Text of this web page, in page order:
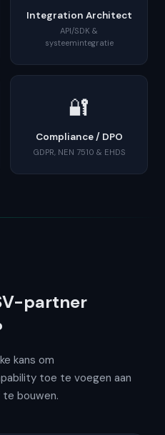
Integration Architect
API/SDK &
systeemintegratie
🔐
Compliance / DPO
GDPR, NEN 7510 & EHDS
partner
kans om
toe te voegen aan
bouwen.